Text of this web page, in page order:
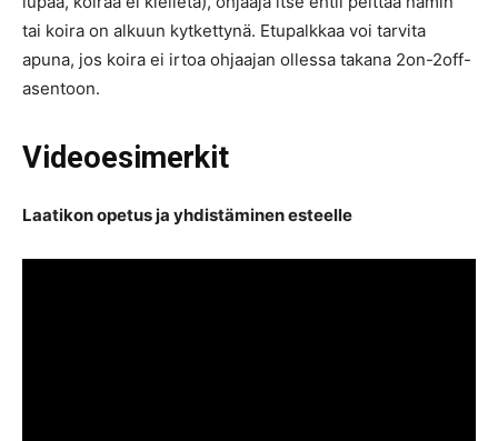
tai koira on alkuun kytkettynä. Etupalkkaa voi tarvita
apuna, jos koira ei irtoa ohjaajan ollessa takana 2on-2off-
asentoon.
Videoesimerkit
Laatikon opetus ja yhdistäminen esteelle